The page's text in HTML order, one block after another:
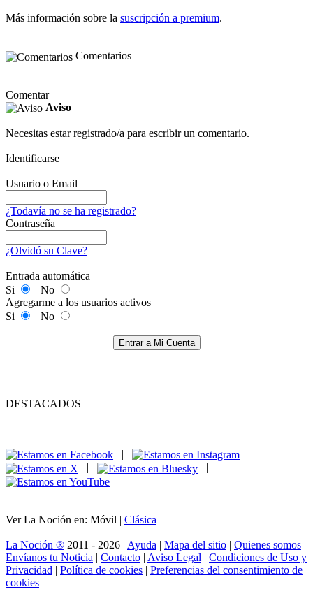
Más información sobre la suscripción a premium.
Comentarios
Comentar
Aviso
Necesitas estar registrado/a para escribir un comentario.
Identificarse
Usuario o Email
¿Todavía no se ha registrado?
Contraseña
¿Olvidó su Clave?
Entrada automática
Si
No
Agregarme a los usuarios activos
Si
No
Entrar a Mi Cuenta
DESTACADOS
|
|
|
|
Ver La Noción en: Móvil | Clásica
La Noción ® 2011 - 2026 | Ayuda | Mapa del sitio | Quienes somos |
Envíanos tu Noticia | Contacto | Aviso Legal | Condiciones de Uso y
Privacidad | Política de cookies | Preferencias del consentimiento de
cookies